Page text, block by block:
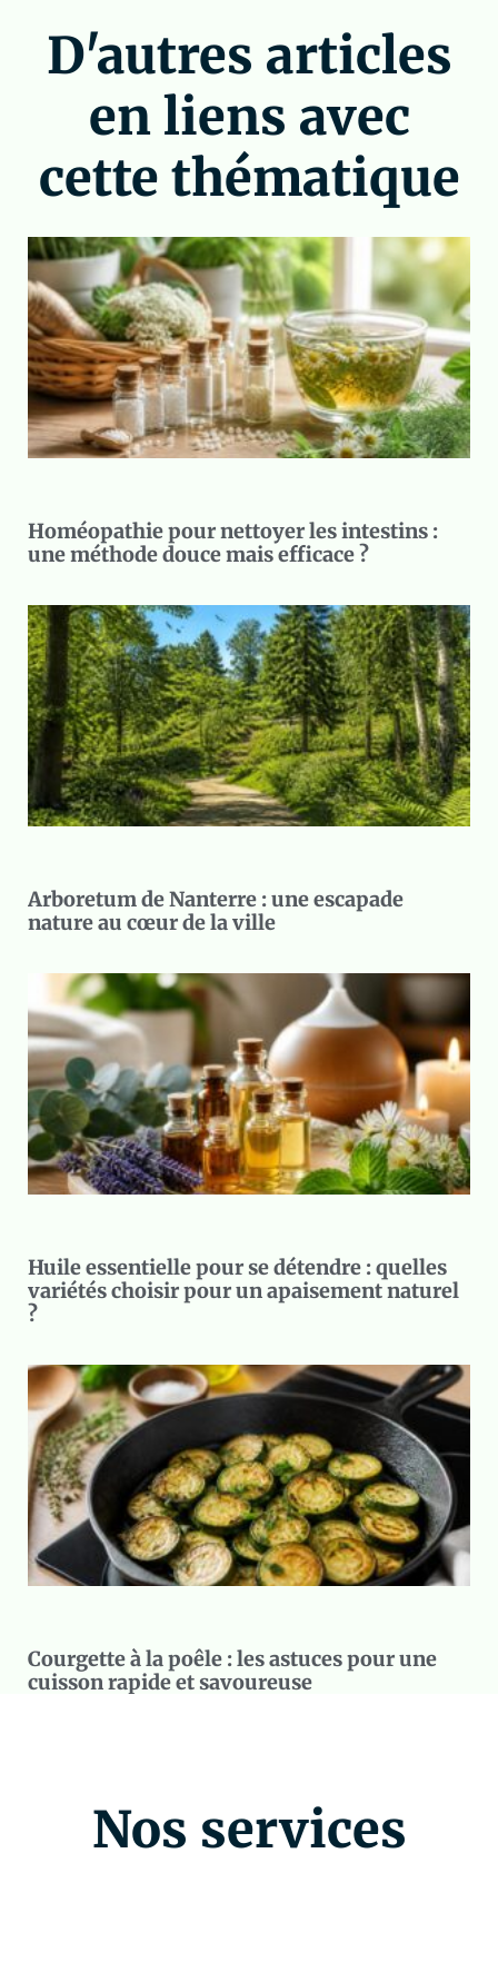
D'autres articles
en liens avec
cette thématique
Homéopathie pour nettoyer les intestins :
une méthode douce mais efficace ?
Arboretum de Nanterre : une escapade
nature au cœur de la ville
Huile essentielle pour se détendre : quelles
variétés choisir pour un apaisement naturel
?
Courgette à la poêle : les astuces pour une
cuisson rapide et savoureuse
Nos services